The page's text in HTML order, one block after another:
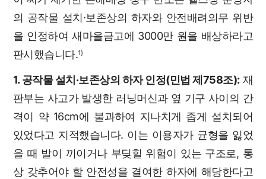
의 공작물 설치·보존상의 하자와 안전배려의무 위반
을 인정하여 새마을금고에 3000만 원을 배상하라고
판시했습니다.1)
1. 공작물 설치·보존상의 하자 인정(민법 제758조):재
판부는 사고가 발생한 러닝머신과 옆 기구 사이의 간
격이 약 16cm에 불과하여 지나치게 좁게 설치되어
있었다고 지적했습니다. 이는 이용자가 균형을 잃었
을 때 발이 끼이거나 부딪힐 위험이 있는 구조로, 통
상 갖추어야 할 안전성을 결여한 하자에 해당한다고